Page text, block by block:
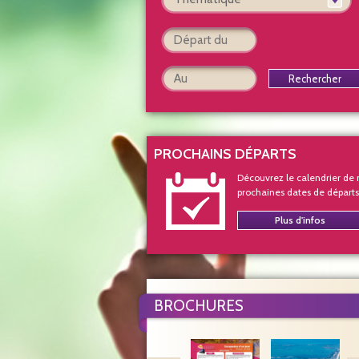
Rechercher
PROCHAINS DÉPARTS
Découvrez le calendrier de
prochaines dates de départs
Plus d'infos
BROCHURES